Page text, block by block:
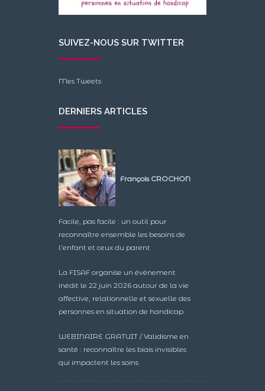
SUIVEZ-NOUS SUR TWITTER
Mes Tweets
DERNIERS ARTICLES
François CROCHON
Facile, pas facile : un outil pour
reconnaître ensemble les besoins de
l’enfant et ceux du parent
La FISAF organise un événement
inédit le 22 juin 2026 autour de la vie
affective, relationnelle et sexuelle des
personnes en situation de handicap.
WEBINAIRE GRATUIT / Validisme en
santé : reconnaître les biais invisibles
qui impactent les soins